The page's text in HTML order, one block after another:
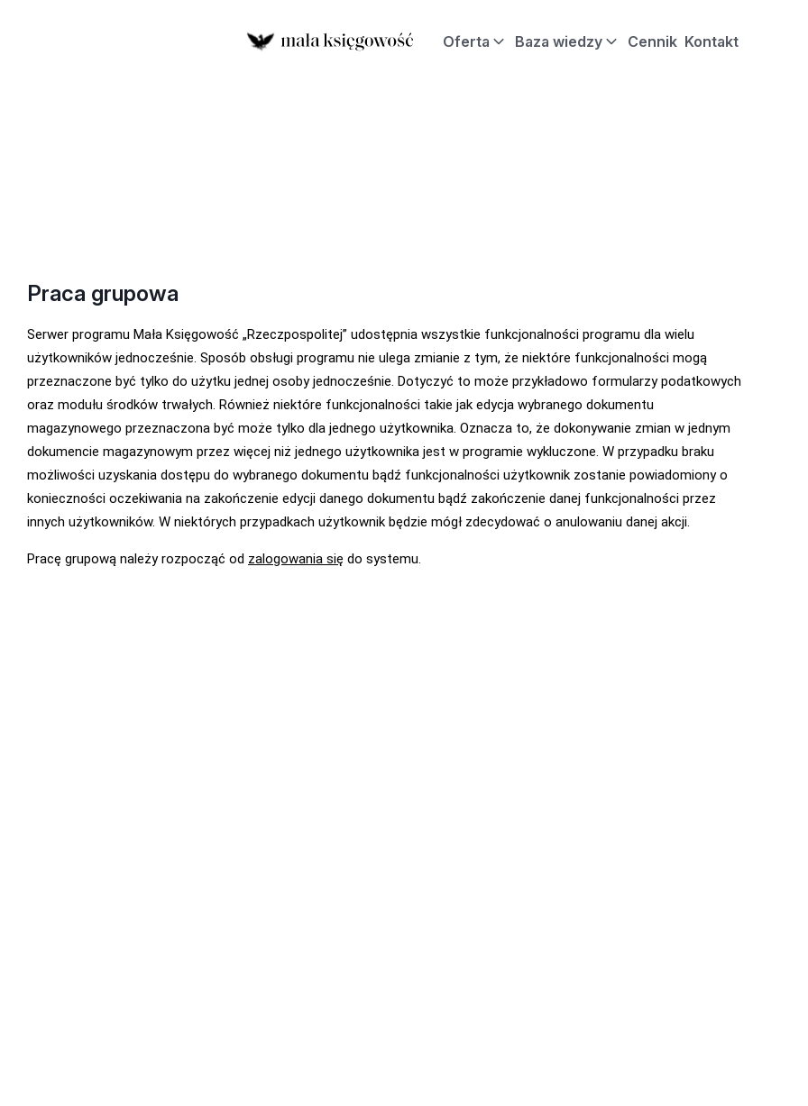
Oferta Baza wiedzy Cennik Kontakt
Praca grupowa
Serwer programu Mała Księgowość „Rzeczpospolitej” udostępnia wszystkie funkcjonalności programu dla wielu
użytkowników jednocześnie. Sposób obsługi programu nie ulega zmianie z tym, że niektóre funkcjonalności mogą
przeznaczone być tylko do użytku jednej osoby jednocześnie. Dotyczyć to może przykładowo formularzy podatkowych
oraz modułu środków trwałych. Również niektóre funkcjonalności takie jak edycja wybranego dokumentu
magazynowego przeznaczona być może tylko dla jednego użytkownika. Oznacza to, że dokonywanie zmian w jednym
dokumencie magazynowym przez więcej niż jednego użytkownika jest w programie wykluczone. W przypadku braku
możliwości uzyskania dostępu do wybranego dokumentu bądź funkcjonalności użytkownik zostanie powiadomiony o
konieczności oczekiwania na zakończenie edycji danego dokumentu bądź zakończenie danej funkcjonalności przez
innych użytkowników. W niektórych przypadkach użytkownik będzie mógł zdecydować o anulowaniu danej akcji.
Pracę grupową należy rozpocząć od zalogowania się do systemu.